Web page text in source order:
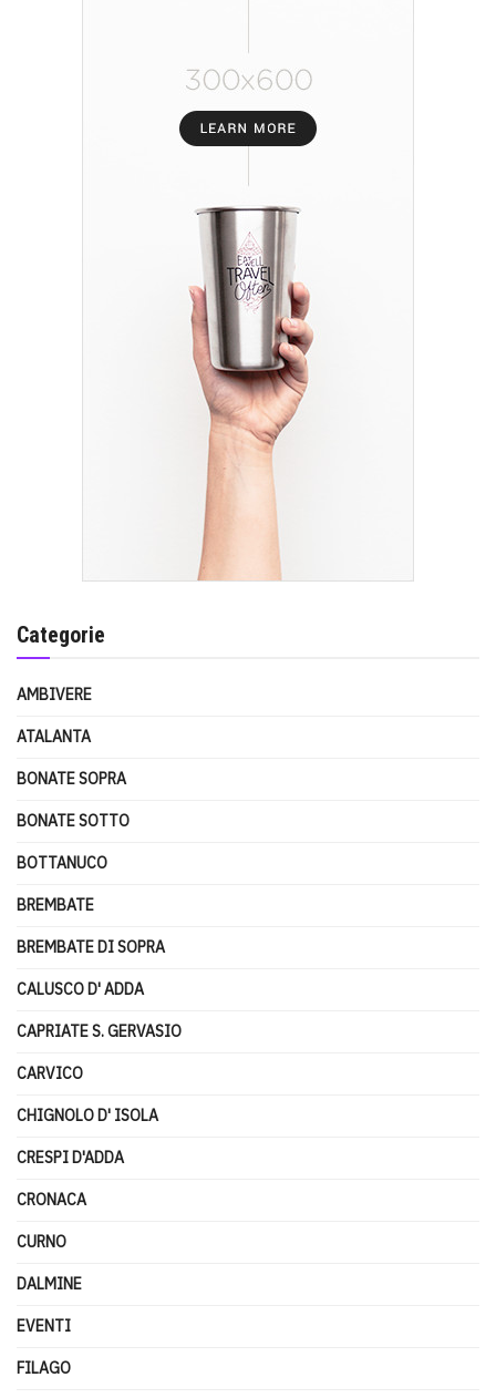
Categorie
AMBIVERE
ATALANTA
BONATE SOPRA
BONATE SOTTO
BOTTANUCO
BREMBATE
BREMBATE DI SOPRA
CALUSCO D' ADDA
CAPRIATE S. GERVASIO
CARVICO
CHIGNOLO D' ISOLA
CRESPI D'ADDA
CRONACA
CURNO
DALMINE
EVENTI
FILAGO